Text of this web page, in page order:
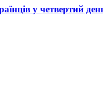
у четвертий